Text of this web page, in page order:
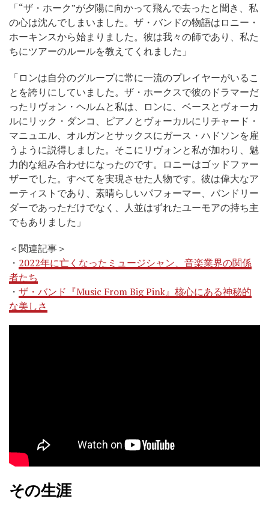
「“ザ・ホーク”が夕陽に向かって飛んで去ったと聞き、私
の心は沈んでしまいました。ザ・バンドの物語はロニー・
ホーキンスから始まりました。彼は我々の師であり、私た
ちにツアーのルールを教えてくれました」
「ロンは自分のグループに常に一流のプレイヤーがいるこ
とを誇りにしていました。ザ・ホークスで彼のドラマーだ
ったリヴォン・ヘルムと私は、ロンに、ベースとヴォーカ
ルにリック・ダンコ、ピアノとヴォーカルにリチャード・
マニュエル、オルガンとサックスにガース・ハドソンを雇
うように説得しました。そこにリヴォンと私が加わり、魅
力的な組み合わせになったのです。ロニーはゴッドファー
ザーでした。すべてを実現させた人物です。彼は偉大なア
ーティストであり、素晴らしいパフォーマー、バンドリー
ダーであっただけでなく、人並はずれたユーモアの持ち主
でもありました」
＜関連記事＞
・ 2022年に亡くなったミュージシャン、音楽業界の関係
者たち
・ ザ・バンド『Music From Big Pink』核心にある神秘的
な美しさ
その生涯